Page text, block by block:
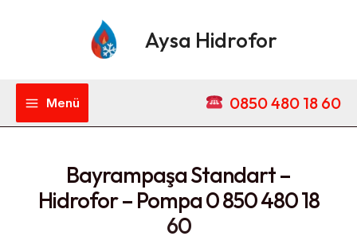
Aysa Hidrofor
Menü 0850 480 18 60
Bayrampaşa Standart –
Hidrofor – Pompa 0 850 480 18
60